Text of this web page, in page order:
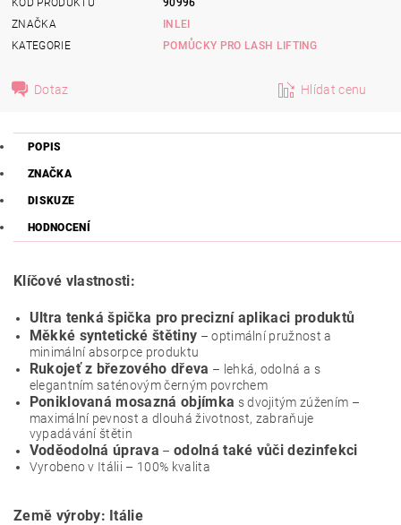
ZNAČKA
INLEI
KATEGORIE
POMŮCKY PRO LASH LIFTING
Dotaz Hlídat cenu
POPIS
ZNAČKA
DISKUZE
HODNOCENÍ
Klíčové vlastnosti:
Ultra tenká špička pro precizní aplikaci produktů
Měkké syntetické štětiny – optimální pružnost a
minimální absorpce produktu
Rukojeť z březového dřeva – lehká, odolná a s
elegantním saténovým černým povrchem
Poniklovaná mosazná objímka s dvojitým zúžením –
maximální pevnost a dlouhá životnost, zabraňuje
vypadávání štětin
Voděodolná úprava –odolná také vůči dezinfekci
Vyrobeno v Itálii – 100% kvalita
Země výroby: Itálie